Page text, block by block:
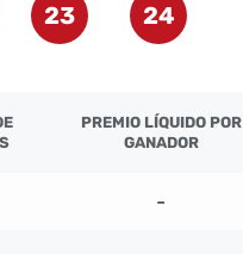
23 24
PREMIO LÍQUIDO POR
GANADOR
-